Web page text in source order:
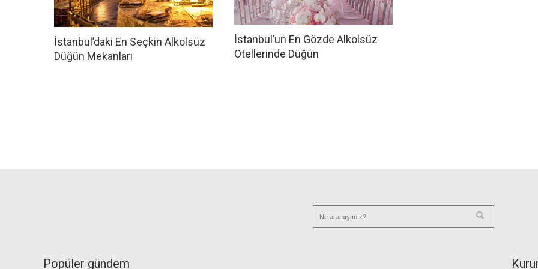
İstanbul’daki En Seçkin Alkolsüz
Düğün Mekanları
İstanbul’un En Gözde Alkolsüz
Otellerinde Düğün
Popüler gündem